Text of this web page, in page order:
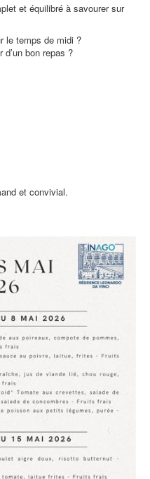
et équilibré à savourer sur
le temps de midi ?
bon repas ?
et convivial.